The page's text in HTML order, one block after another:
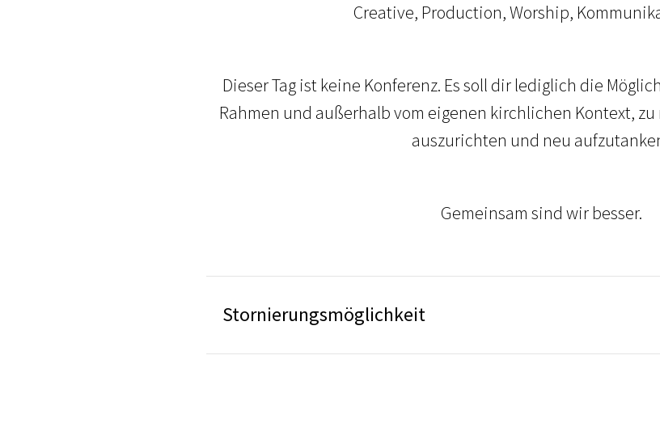
Creative, Production, Worship,
Dieser Tag ist keine Konferenz. Es soll dir lediglich die
Rahmen und außerhalb vom eigenen kirchlichen Kontext,
auszurichten und neu
Gemeinsam sind wir besser.
Stornierungsmöglichkeit